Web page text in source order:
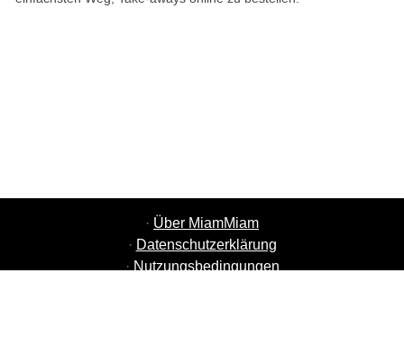
· Über MiamMiam
· Datenschutzerklärung
· Nutzungsbedingungen